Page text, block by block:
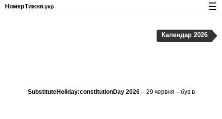
SubstituteHoliday:constitutionDay 2026– 29 червня – був в
Календар 2026
НомерТижня.укр ☰